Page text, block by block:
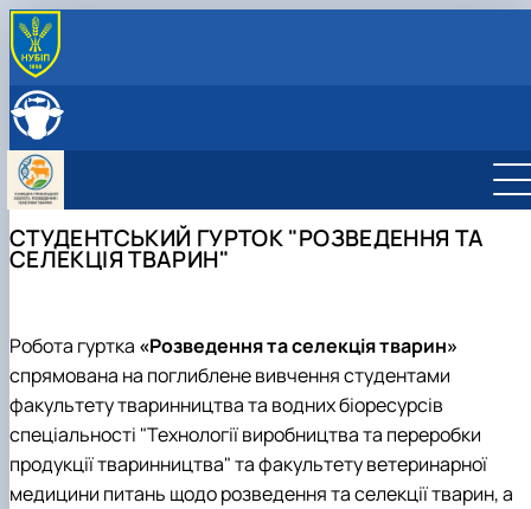
ABOUT THE DEPARTMENT
Employment opportunities
Student internship
Photo gallery
SCIENTIFIC ACTIVITY
Advisory activities
Science clubs
Animal Breeding and Selection Club
Animal Genetics Club
СТУДЕНТСЬКИЙ ГУРТОК "РОЗВЕДЕННЯ ТА
СЕЛЕКЦІЯ ТВАРИН"
Робота гуртка «Розведення та селекція тварин»
спрямована на поглиблене вивчення студентами
факультету тваринництва та водних біоресурсів
спеціальності "Технології виробництва та переробки
продукції тваринництва" та факультету ветеринарної
медицини питань щодо розведення та селекції тварин, а